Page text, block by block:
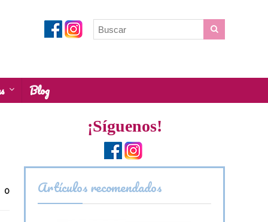
Blog
0
¡Síguenos!
Artículos recomendados